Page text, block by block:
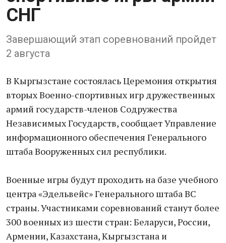
СНГ
Завершающий этап соревнований пройдет
2 августа
В Кыргызстане состоялась Церемония открытия
вторых Военно-спортивных игр дружественных
армий государств-членов Содружества
Независимых Государств, сообщает Управление
информационного обеспечения Генерального
штаба Вооруженных сил республики.
Военные игры будут проходить на базе учебного
центра «Эдельвейс» Генерального штаба ВС
страны. Участниками соревнований станут более
300 военных из шести стран: Беларуси, России,
Армении, Казахстана, Кыргызстана и